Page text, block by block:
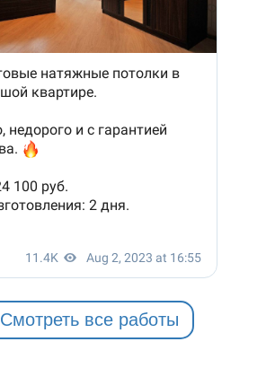
Смотреть все работы